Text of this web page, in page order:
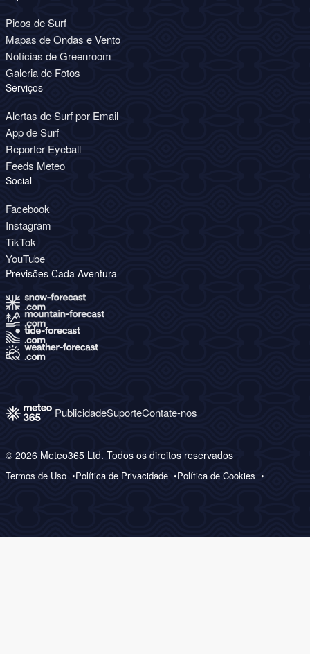
Picos de Surf
Mapas de Ondas e Vento
Notícias de Greenroom
Galeria de Fotos
Serviços
Alertas de Surf por Email
App de Surf
Reporter Eyeball
Feeds Meteo
Social
Facebook
Instagram
TikTok
YouTube
Previsões Cada Aventura
PublicidadeSuporteContate-nos
© 2026 Meteo365 Ltd. Todos os direitos reservados
Termos de Uso Política de Privacidade Política de Cookies